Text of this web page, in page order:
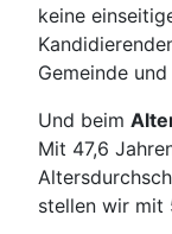
keine
Gemeinde
Und beim
Mit 47,6
stellen wir mit